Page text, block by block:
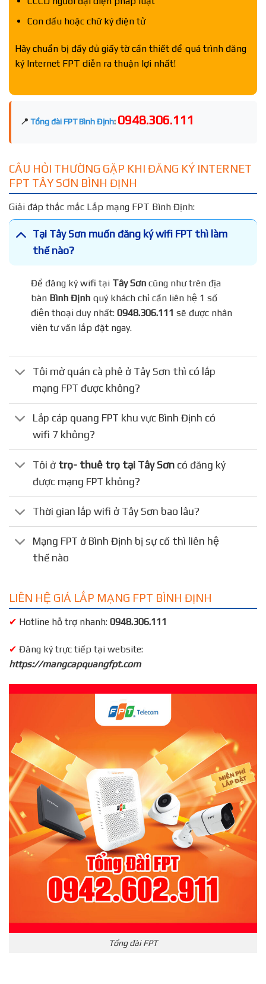
Con dấu hoặc chữ ký điện tử
Hãy chuẩn bị đầy đủ giấy tờ cần thiết để quá trình đăng
ký Internet FPT diễn ra thuận lợi nhất!
📍 Tổng đài FPT Bình Định: 0948.306.111
CÂU HỎI THƯỜNG GẶP KHI ĐĂNG KÝ INTERNET
FPT TÂY SƠN BÌNH ĐỊNH
Giải đáp thắc mắc Lắp mạng FPT Bình Định:
Tại Tây Sơn muốn đăng ký wifi FPT thì làm
thế nào?
Để đăng ký wifi tạiTây Sơncũng như trên địa
bànBình Địnhquý khách chỉ cần liên hệ 1 số
điện thoại duy nhất:0948.306.111 sẽ được nhân
viên tư vấn lắp đặt ngay.
Tôi mở quán cà phê ở Tây Sơn thì có lắp
mạng FPT được không?
Lắp cáp quang FPT khu vực Bình Định có
wifi 7 không?
Tôi ở trọ- thuê trọ tại Tây Sơn có đăng ký
được mạng FPT không?
Thời gian lắp wifi ở Tây Sơn bao lâu?
Mạng FPT ở Bình Định bị sự cố thì liên hệ
thế nào
LIÊN HỆ GIÁ LẮP MẠNG FPT BÌNH ĐỊNH
✔ Hotline hỗ trợ nhanh: 0948.306.111
✔ Đăng ký trực tiếp tại website:
https://mangcapquangfpt.com
Tổng đài FPT